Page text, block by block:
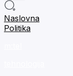
Naslovna
Politika